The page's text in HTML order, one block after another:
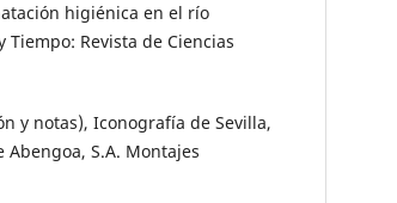
higiénica en el río
Tiempo: Revista de Ciencias
y notas), Iconografía de Sevilla,
S.A. Montajes